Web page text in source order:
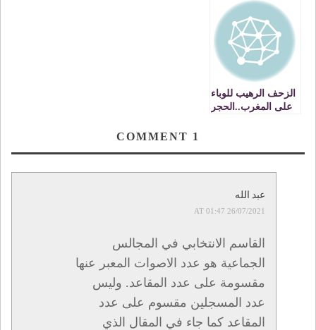
الشرقية : بلاغ للرأي
العام
الزحف الرهيب للوباء
على المغرب..الحجر
1
عبد الله
26/07/2021 AT 01:47
القاسم الانتخابي في المجالس
الجماعية هو عدد الاصوات المعبر عنها
مقسومة على عدد المقاعد. وليس
عدد المسجلين مقسوم على عدد
المقاعد كما جاء في المقال الذي